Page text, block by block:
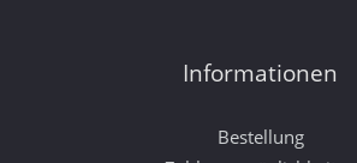
Informationen
Bestellung